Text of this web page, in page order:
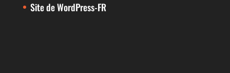
Site de WordPress-FR